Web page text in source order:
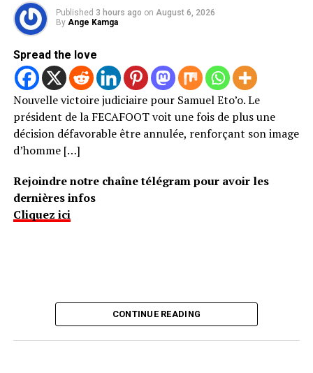
Published 3 hours ago on August 6, 2026
By Ange Kamga
Spread the love
Nouvelle victoire judiciaire pour Samuel Eto’o. Le
président de la FECAFOOT voit une fois de plus une
décision défavorable être annulée, renforçant son image
d’homme […]
Rejoindre notre chaîne télégram pour avoir les
dernières infos
Cliquez ici
CONTINUE READING